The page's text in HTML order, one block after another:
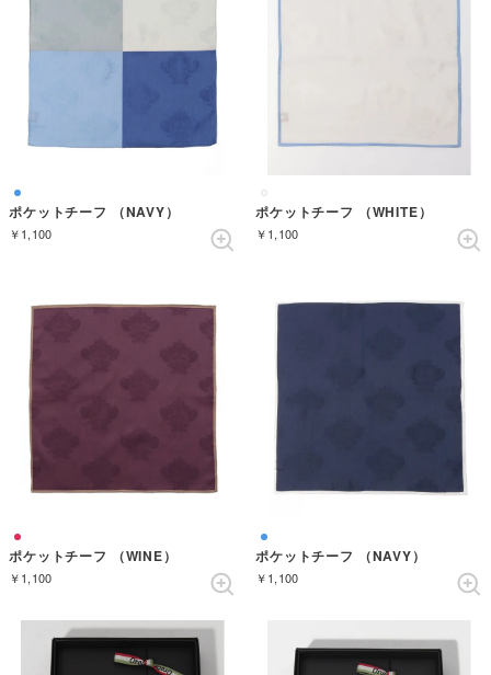
ポケットチーフ （NAVY）
￥1,100
ポケットチーフ （WHITE）
￥1,100
ポケットチーフ （WINE）
￥1,100
ポケットチーフ （NAVY）
￥1,100